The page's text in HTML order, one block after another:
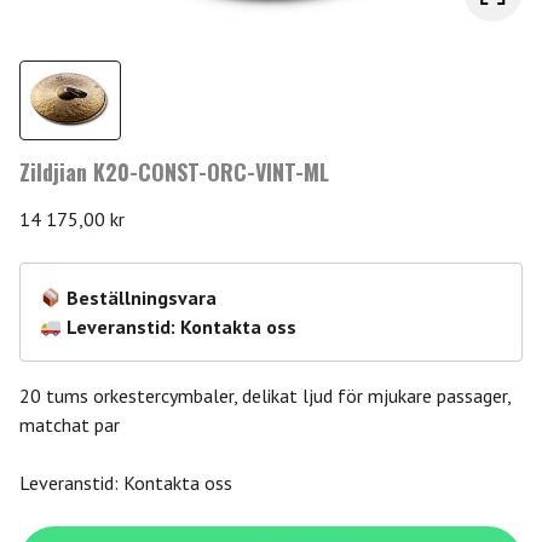
Zildjian K20-CONST-ORC-VINT-ML
14 175,00 kr
Beställningsvara
Leveranstid: Kontakta oss
20 tums orkestercymbaler, delikat ljud för mjukare passager,
matchat par
Leveranstid: Kontakta oss